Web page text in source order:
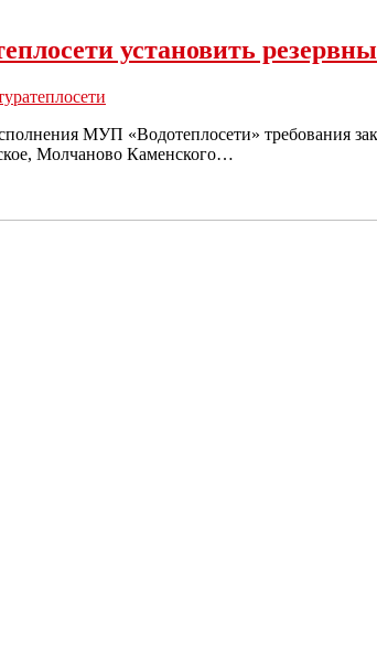
установить
теплосети
МУП «Водотеплосети» требования
Молчаново Каменского…